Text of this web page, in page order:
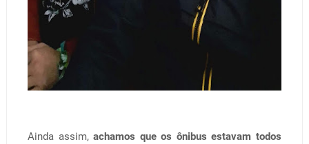
Ainda assim,achamos que os ônibus estavam todos